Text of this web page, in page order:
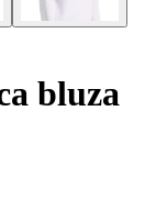
bluza